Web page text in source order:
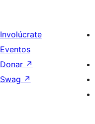
Involúcrate
Eventos
Donar ↗
Swag ↗